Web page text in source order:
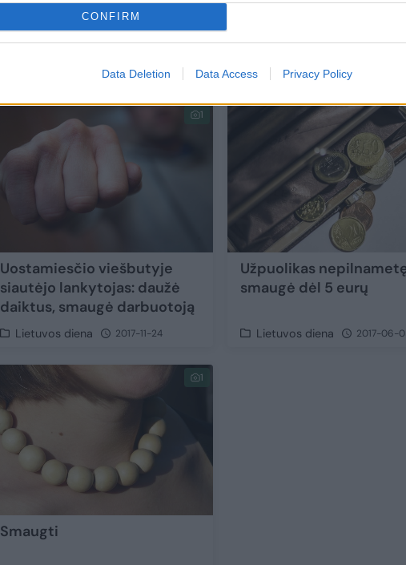
CONFIRM
Data Deletion Data Access Privacy Policy
Akmenės r. prekybos centre girtas vyras
daužė daiktus ir užpuolė darbuotoją
Lietuvos diena 2019-02-26
1
Uostamiesčio viešbutyje
siautėjo lankytojas: daužė
daiktus, smaugė darbuotoją
Lietuvos diena 2017-11-24
Užpuolikas
smaugė dėl 5 eurų
Lietuvos diena 2017-06-
1
Smaugti